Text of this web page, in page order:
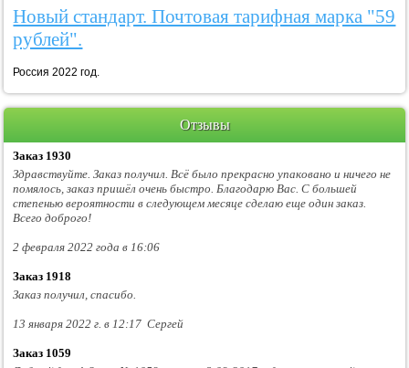
Новый стандарт. Почтовая тарифная марка "59
рублей".
Россия 2022 год.
Отзывы
Заказ 1930
Здравствуйте. Заказ получил. Всё было прекрасно упаковано и ничего не
помялось, заказ пришёл очень быстро. Благодарю Вас. С большей
степенью вероятности в следующем месяце сделаю еще один заказ.
Всего доброго!
2 февраля 2022 года в 16:06
Заказ 1918
Заказ получил, спасибо.
13 января 2022 г. в 12:17 Сергей
Заказ 1059